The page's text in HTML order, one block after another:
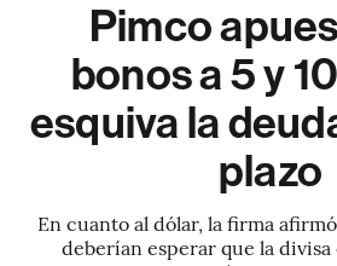
Pimco
bonos a 5 y
esquiva la
plazo
En cuanto al dólar, la firma
deberían esperar que la